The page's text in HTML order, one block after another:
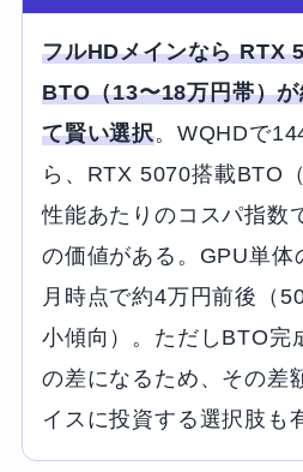
フルHDメインなら RTX
BTO（13〜18万円帯）
て賢い選択。WQHDで
ら、RTX 5070搭載BTO
性能あたりのコスパ指数
の価値がある。GPU単
月時点で約4万円前後（
小傾向）。ただしBTO完
の差になるため、その差
イスに投資する選択肢も